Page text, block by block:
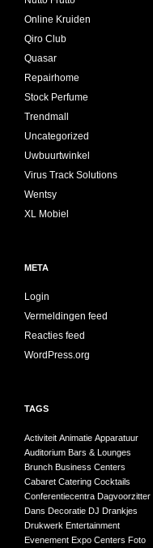
Online Kruiden
Qiro Club
Quasar
Repairhome
Stock Perfume
Trendmall
Uncategorized
Uwbuurtwinkel
Virus Track Solutions
Wentsy
XL Mobiel
META
Login
Vermeldingen feed
Reacties feed
WordPress.org
TAGS
Activiteit Animatie Apparatuur
Auditorium Bars & Lounges
Brunch Business Centers
Cabaret Catering Cocktails
Conferentiecentra Dagvoorzitter
Dans Decoratie DJ Drankjes
Drukwerk Entertainment
Evenement Expo Centers Foto